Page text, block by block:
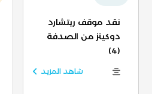
نقد موقف ريتشارد
دوكينز من الصدفة
(4)
شاهد المزيد